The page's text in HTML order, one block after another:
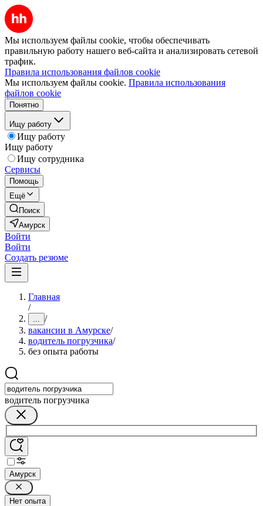
Мы используем файлы cookie, чтобы обеспечивать
правильную работу нашего веб-сайта и анализировать сетевой
трафик.
Правила использования файлов cookie
Мы используем файлы cookie. Правила использования
файлов cookie
Понятно
Ищу работу
Ищу работу
Ищу работу
Ищу сотрудника
Сервисы
Помощь
Ещё
Поиск
Амурск
Войти
Войти
Создать резюме
Главная
/
... /
вакансии в Амурске/
водитель погрузчика/
без опыта работы
водитель погрузчика
Амурск
Нет опыта